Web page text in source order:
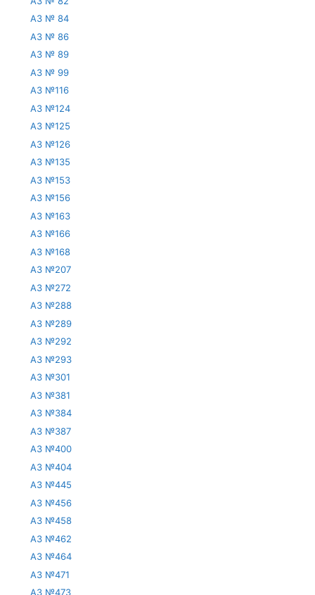
АЗ № 84
АЗ № 86
АЗ № 89
АЗ № 99
АЗ №116
АЗ №124
АЗ №125
АЗ №126
АЗ №135
АЗ №153
АЗ №156
АЗ №163
АЗ №166
АЗ №168
АЗ №207
АЗ №272
АЗ №288
АЗ №289
АЗ №292
АЗ №293
АЗ №301
АЗ №381
АЗ №384
АЗ №387
АЗ №400
АЗ №404
АЗ №445
АЗ №456
АЗ №458
АЗ №462
АЗ №464
АЗ №471
АЗ №473